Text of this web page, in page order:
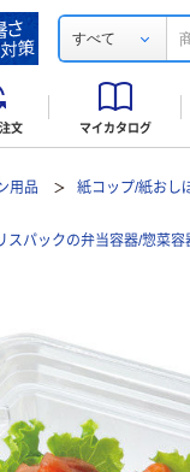
すべて
文 マイカタログ
用品 紙コップ/紙おし
スパックの弁当容器/惣菜